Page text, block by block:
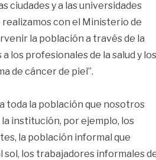
ciudades y a las universidades
con el Ministerio de
la población a través de la
los profesionales de la salud y los
de cáncer de piel”.
toda la población que nosotros
institución, por ejemplo, los
la población informal que
sol, los trabajadores informales